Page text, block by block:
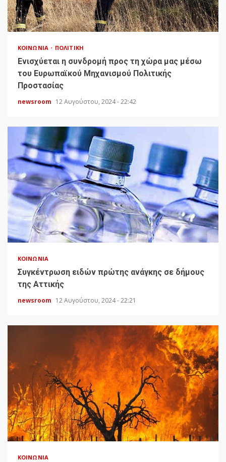
ΚΟΙΝΩΝΊΑ ΠΟΛΙΤΙΚΉ
Ενισχύεται η συνδρομή προς τη χώρα μας μέσω
του Ευρωπαϊκού Μηχανισμού Πολιτικής
Προστασίας
newsroom 12 Αυγούστου, 2024 - 22:42
ΚΟΙΝΩΝΊΑ
Συγκέντρωση ειδών πρώτης ανάγκης σε δήμους
της Αττικής
newsroom 12 Αυγούστου, 2024 - 22:21
ΚΟΙΝΩΝΊΑ